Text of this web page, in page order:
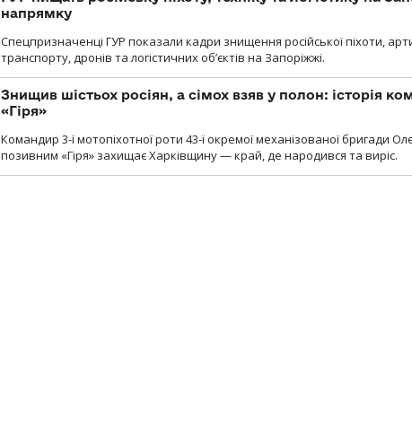
напрямку
Спецпризначенці ГУР показали кадри знищення російської піхоти,
транспорту, дронів та логістичних об’єктів на Запоріжжі.
Знищив шістьох росіян, а сімох взяв у полон: історія
«Гіря»
Командир 3-ї мотопіхотної роти 43-ї окремої механізованої бригади
позивним «Гіря» захищає Харківщину — край, де народився та виріс.